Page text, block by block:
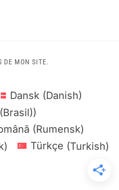
DE MON SITE.
Dansk (Danish)
)
(Rumensk)
) Türkçe (Turkish)